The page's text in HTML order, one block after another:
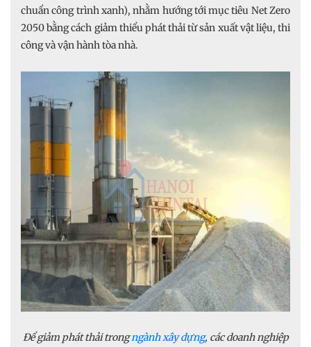
chuẩn công trình xanh), nhằm hướng tới mục tiêu Net Zero
2050 bằng cách giảm thiểu phát thải từ sản xuất vật liệu, thi
công và vận hành tòa nhà.
Để giảm phát thải trongngành xây dựng, các doanh nghiệp